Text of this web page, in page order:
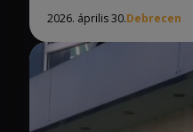
2026. április 30.Debrecen